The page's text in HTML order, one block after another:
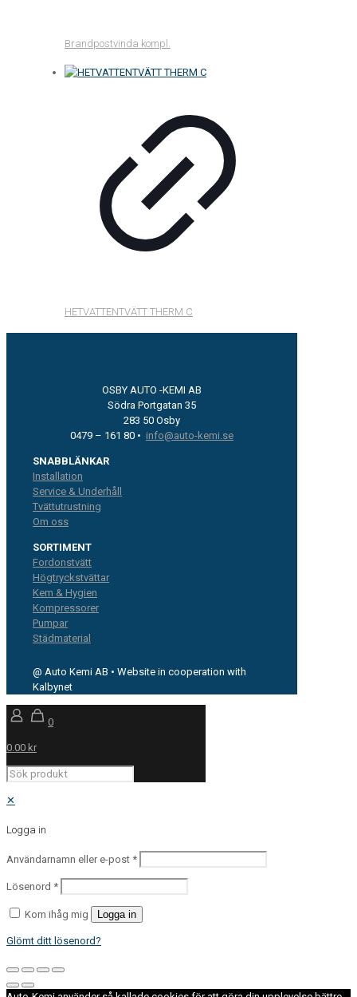
Brandpostvinda kompl.
HETVATTENTVÄTT THERM C
OSBY AUTO -KEMI AB
Södra Portgatan 35
283 50 Osby
0479 – 161 80 • info@auto-kemi.se
SNABBLÄNKAR
Installation
Service & Underhåll
Tvättutrustning
Om oss
SORTIMENT
Fordonstvätt
Högtryckstvättar
Kem & Hygien
Kompressorer
Pumpar
Städmaterial
@ Auto Kemi AB • Website in cooperation with
Kalbynet
0
0.00 kr
✕
Logga in
Användarnamn eller e-post *
Lösenord *
Kom ihåg mig Logga in
Glömt ditt lösenord?